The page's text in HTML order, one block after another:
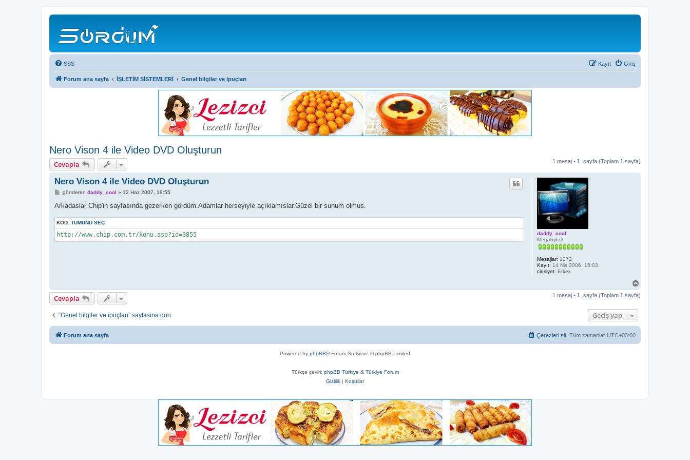
SSS Giriş
Kayıt
Forum ana sayfa İŞLETİM SİSTEMLERİ Genel bilgiler ve ipuçları
Nero Vison 4 ile Video DVD Oluşturun
Cevapla 1 mesaj • 1 . sayfa (Toplam 1 sayfa)
daddy_cool
Megabyte3
Mesajlar: 1272
Kayıt: 14 Nis 2006, 15:03
cinsiyet: Erkek
Nero Vison 4 ile Video DVD Oluşturun
M
s
j
gönderen daddy_cool » 12 Haz 2007, 18:55
Arkadaslar Chip'in sayfasında gezerken gördüm.Adamlar herseyiyle açıklamıslar.Güzel bir sunum olmus.
KOD: TÜMÜNÜ SEÇ
http://www.chip.com.tr/konu.asp?id=3855
Cevapla 1 mesaj • 1 . sayfa (Toplam 1 sayfa)
“Genel bilgiler ve ipuçları” sayfasına dön Geçiş yap
Forum ana sayfa Tüm zamanlar UTC+03:00
Çerezleri sil
Powered by phpBB® Forum Software © phpBB Limited
Türkçe çeviri: phpBB Türkiye & Türkiye Forum
Gizlilik | Koşullar